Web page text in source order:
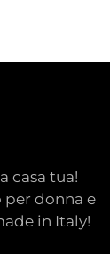
casa tua!
donna e
in Italy!